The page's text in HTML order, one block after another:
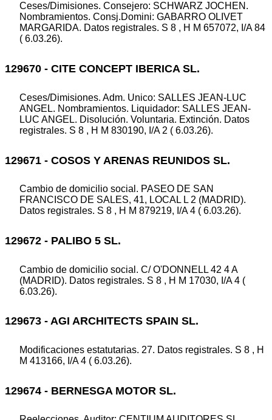
Ceses/Dimisiones. Consejero: SCHWARZ JOCHEN.
Nombramientos. Consj.Domini: GABARRO OLIVET
MARGARIDA. Datos registrales. S 8 , H M 657072, I/A 84
( 6.03.26).
129670 - CITE CONCEPT IBERICA SL.
Ceses/Dimisiones. Adm. Unico: SALLES JEAN-LUC
ANGEL. Nombramientos. Liquidador: SALLES JEAN-
LUC ANGEL. Disolución. Voluntaria. Extinción. Datos
registrales. S 8 , H M 830190, I/A 2 ( 6.03.26).
129671 - COSOS Y ARENAS REUNIDOS SL.
Cambio de domicilio social. PASEO DE SAN
FRANCISCO DE SALES, 41, LOCAL L 2 (MADRID).
Datos registrales. S 8 , H M 879219, I/A 4 ( 6.03.26).
129672 - PALIBO 5 SL.
Cambio de domicilio social. C/ O'DONNELL 42 4 A
(MADRID). Datos registrales. S 8 , H M 17030, I/A 4 (
6.03.26).
129673 - AGI ARCHITECTS SPAIN SL.
Modificaciones estatutarias. 27. Datos registrales. S 8 , H
M 413166, I/A 4 ( 6.03.26).
129674 - BERNESGA MOTOR SL.